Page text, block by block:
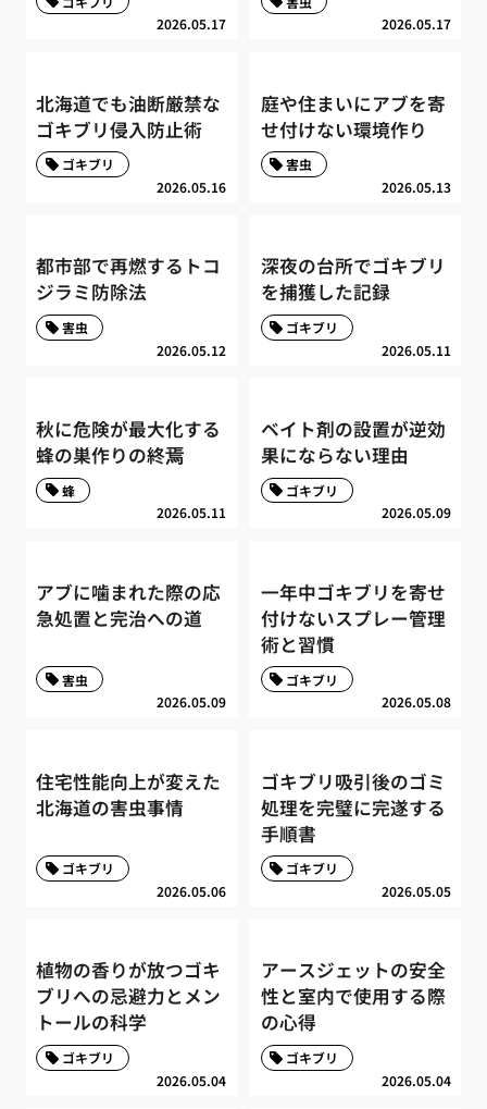
2026.05.17
2026.05.17
北海道でも油断厳禁な
ゴキブリ侵入防止術
2026.05.16
ゴキブリ
庭や住まいにアブを寄
せ付けない環境作り
2026.05.13
害虫
都市部で再燃するトコ
ジラミ防除法
2026.05.12
害虫
深夜の台所でゴキブリ
を捕獲した記録
2026.05.11
ゴキブリ
秋に危険が最大化する
蜂の巣作りの終焉
2026.05.11
蜂
ベイト剤の設置が逆効
果にならない理由
2026.05.09
ゴキブリ
アブに噛まれた際の応
急処置と完治への道
2026.05.09
害虫
一年中ゴキブリを寄せ
付けないスプレー管理
術と習慣
2026.05.08
ゴキブリ
住宅性能向上が変えた
北海道の害虫事情
2026.05.06
ゴキブリ
ゴキブリ吸引後のゴミ
処理を完璧に完遂する
手順書
2026.05.05
ゴキブリ
植物の香りが放つゴキ
ブリへの忌避力とメン
トールの科学
2026.05.04
ゴキブリ
アースジェットの安全
性と室内で使用する際
の心得
2026.05.04
ゴキブリ